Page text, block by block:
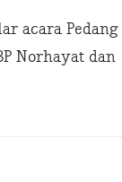
acara Pedang
Norhayat dan